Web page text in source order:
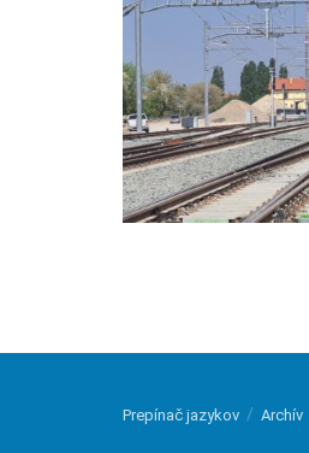
Prepínač jazykov Archív